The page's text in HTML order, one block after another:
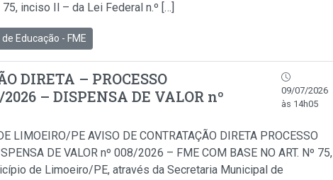
inciso Il – da Lei Federal n.º […]
Educação - FME
DIRETA – PROCESSO
– DISPENSA DE VALOR nº
09/07/2026
às 14h05
LIMOEIRO/PE AVISO DE CONTRATAÇÃO DIRETA PROCESSO
DE VALOR nº 008/2026 – FME COM BASE NO ART. Nº 75,
de Limoeiro/PE, através da Secretaria Municipal de